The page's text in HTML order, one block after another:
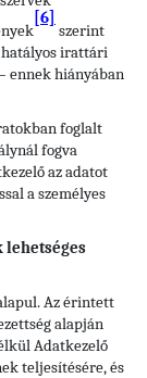
[6]
szerint
irattári
ennek hiányában
foglalt
fogva
az adatot
a személyes
lehetséges
Az érintett
alapján
Adatkezelő
teljesítésére, és